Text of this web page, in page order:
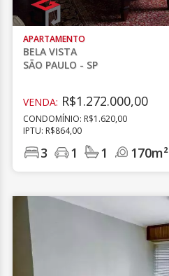
APARTAMENTO
BELA VISTA
SÃO PAULO - SP
VENDA: R$1.272.000,00
CONDOMÍNIO: R$1.620,00
IPTU: R$864,00
3 1 1 170m²